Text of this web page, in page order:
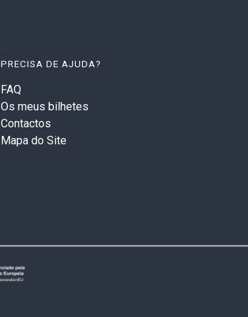
PRECISA DE AJUDA?
FAQ
Os meus bilhetes
Contactos
Mapa do Site